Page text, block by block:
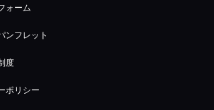
ォーム
ンフレット
度
ポリシー